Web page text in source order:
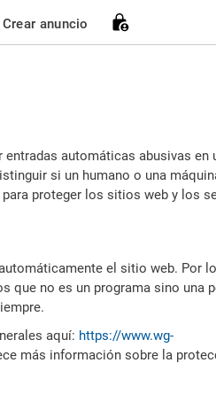
Crear anuncio
automáticas abusivas en
si un humano o una
proteger los sitios web y los
el sitio web. Por
que no es un programa sino una
aquí: https://www.wg-
más información sobre la